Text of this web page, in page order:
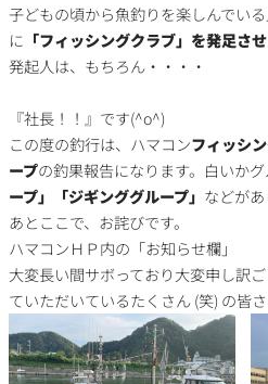
子どもの頃から魚釣りを楽しんでい
に 「フィッシングクラブ」を発足させ
発起人は、もちろん・・・・
『社長！！』です(^o^)
この度の釣行は、ハマコンフィッシ
ープの釣果報告になります。白いか
ープ」「ジギンググループ」 などがあ
あとここで、お詫びです。
ハマコンＨＰ内の「お知らせ欄」
大変長い間サボっており大変申し訳
ていただいているたくさん (笑) の皆